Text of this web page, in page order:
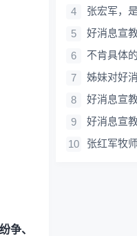
争、
张宏军，
好消息宣
不肯具体
姊妹对好
好消息宣
好消息宣
张红军牧